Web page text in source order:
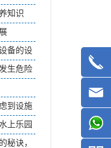
知识
备的设
生危险
到设施
上乐园
秘诀，